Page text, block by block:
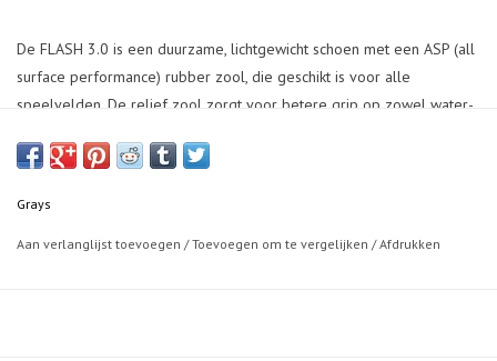
De FLASH 3.0 is een duurzame, lichtgewicht schoen met een ASP (all
surface performance) rubber zool, die geschikt is voor alle
speelvelden. De relief zool zorgt voor betere grip op zowel water-
en heeft een gestroomlijnd ontwerp dat het, samen met het
spelers maakt. De tussenzool is verbeterd en bevordert snelle en
scherpe bewegingen. Het EVA voetbed kan vervangen worden voor
Grays
Aan verlanglijst toevoegen /Toevoegen om te vergelijken /Afdrukken